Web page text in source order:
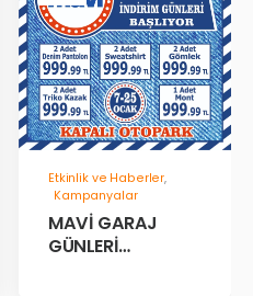
Etkinlik ve Haberler,
Kampanyalar
MAVİ GARAJ
GÜNLERİ